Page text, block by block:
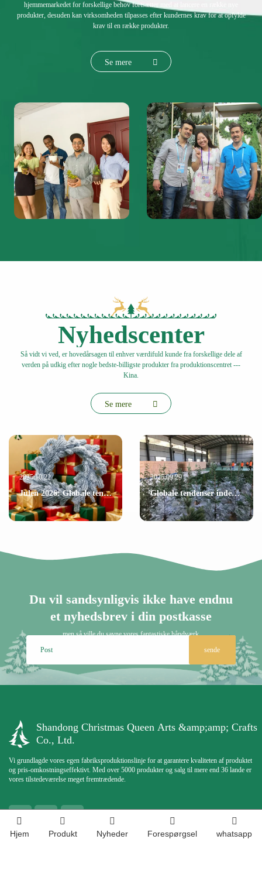
hjemmemarkedet for forskellige behov fortsætter med at lancere en række nye
produkter, desuden kan virksomheden tilpasses efter kundernes krav for at opfylde
krav til en række produkter.
Se mere
Nyhedscenter
Så vidt vi ved, er hovedårsagen til enhver værdifuld kunde fra forskellige dele af
verden på udkig efter nogle bedste-billigste produkter fra produktionscentret ---
Kina.
Se mere
2025.10.22
Julen 2026: Globale tendenser inden for festlig dekoration og hvordan Shandong Christmas Queen Arts & Crafts Co., Ltd. former markedet
2025.09.29
Globale tendenser inden for festlig indretning og innovation
Du vil sandsynligvis ikke have endnu
et nyhedsbrev i din postkasse
men så ville du savne vores fantastiske håndværk
sende
Shandong Christmas Queen Arts &amp;amp; Crafts
Co., Ltd.
Vi grundlagde vores egen fabriksproduktionslinje for at garantere kvaliteten af ​​produktet
og pris-omkostningseffektivt. Med over 5000 produkter og salg til mere end 36 lande er
vores tilstedeværelse meget fremtrædende.
Hjem Produkt Nyheder Forespørgsel whatsapp